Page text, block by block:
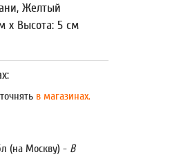
Желтый
x Высота: 5 см
в магазинах.
(на Москву) - В